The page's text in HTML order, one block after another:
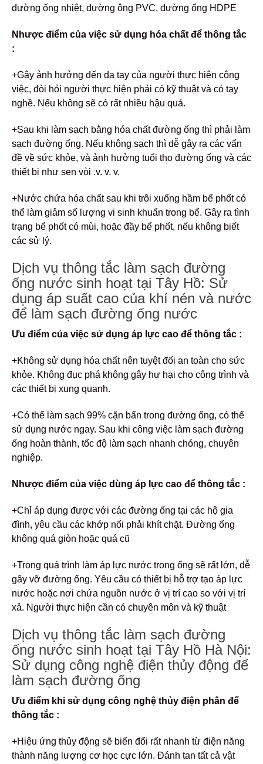
đường ống nhiệt, đường ông PVC, đường ống HDPE
Nhược điểm của việc sử dụng hóa chất để thông tắc
:
+Gây ảnh hưởng đến da tay của người thực hiện công
việc, đòi hỏi người thực hiện phải có kỹ thuật và có tay
nghề. Nếu không sẽ có rất nhiều hậu quả.
+Sau khi làm sạch bằng hóa chất đường ống thì phải làm
sạch đường ống. Nếu không sạch thì dễ gây ra các vấn
đề về sức khỏe, và ảnh hưởng tuổi thọ đường ống và các
thiết bị như sen vòi .v. v. v.
+Nước chứa hóa chất sau khi trôi xuống hầm bể phốt có
thể làm giảm số lượng vi sinh khuẩn trong bể. Gây ra tình
trạng bể phốt có mùi, hoặc đầy bể phốt, nếu không biết
các sử lý.
Dịch vụ thông tắc làm sạch đường
ống nước sinh hoạt tại Tây Hồ: Sử
dụng áp suất cao của khí nén và nước
để làm sạch đường ống nước
Ưu điểm của việc sử dụng áp lực cao để thông tắc :
+Không sử dụng hóa chất nên tuyệt đối an toàn cho sức
khỏe. Không đục phá không gây hư hại cho công trình và
các thiết bị xung quanh.
+Có thể làm sạch 99% cặn bẩn trong đường ống, có thể
sử dụng nước ngay. Sau khi công việc làm sạch đường
ống hoàn thành, tốc độ làm sạch nhanh chóng, chuyên
nghiệp.
Nhược điểm của việc dùng áp lực cao để thông tắc :
+Chỉ áp dụng được với các đường ống tại các hộ gia
đình, yêu cầu các khớp nối phải khít chặt. Đường ống
không quá giòn hoặc quá cũ
+Trong quá trình làm áp lực nước trong ống sẽ rất lớn, dễ
gây vỡ đường ống. Yêu cầu có thiết bị hỗ trợ tạo áp lực
nước hoặc nơi chứa nguồn nước ở vị trí cao so với vị trí
xả. Người thực hiện cần có chuyên môn và kỹ thuật
Dịch vụ thông tắc làm sạch đường
ống nước sinh hoạt tại Tây Hồ Hà Nội:
Sử dụng công nghệ điện thủy động để
làm sạch đường ống
Ưu điểm khi sử dụng công nghệ thủy điện phân để
thông tắc :
+Hiệu ứng thủy động sẽ biến đổi rất nhanh từ điện năng
thành năng lượng cơ học cực lớn. Đánh tan tất cả vật